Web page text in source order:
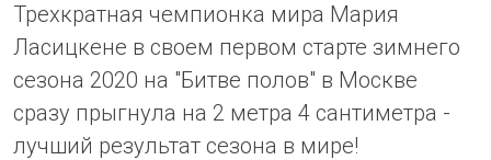
Трехкратная чемпионка мира Мария
Ласицкене в своем первом старте зимнего
сезона 2020 на "Битве полов" в Москве
сразу прыгнула на 2 метра 4 сантиметра -
лучший результат сезона в мире!